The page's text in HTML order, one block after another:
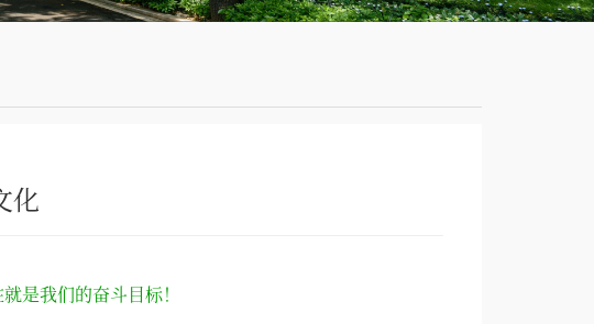
化
是我们的奋斗目标！